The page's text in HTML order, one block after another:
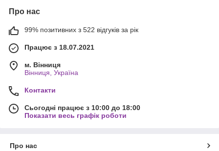
Про нас
99% позитивних з 522 відгуків за рік
Працює з 18.07.2021
м. Вінниця
Вінниця, Україна
Контакти
Сьогодні працює з 10:00 до 18:00
Показати весь графік роботи
Про нас